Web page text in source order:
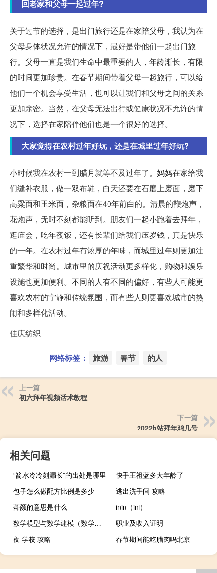
回老家和父母一起过年?
关于过节的选择，是出门旅行还是在家陪父母，我认为在
父母身体状况允许的情况下，最好是带他们一起出门旅
行。父母一直是我们生命中最重要的人，年龄渐长，有限
的时间更加珍贵。在春节期间带着父母一起旅行，可以给
他们一个机会享受生活，也可以让我们和父母之间的关系
更加亲密。当然，在父母无法出行或健康状况不允许的情
况下，选择在家陪伴他们也是一个很好的选择。
大家觉得在农村过年好玩，还是在城里过年好玩?
小时候我在农村一到腊月就等不及过年了。妈妈在家给我
们缝补衣服，做一双布鞋，白天还要在石磨上磨面，磨下
高粱面和玉米面，杂粮面在40年前白的。清晨的鞭炮声，
花炮声，无时不刻都能听到。朋友们一起小跑着去拜年，
逛庙会，吃年夜饭，还有长辈们给我们压岁钱，真是快乐
的一年。在农村过年有浓厚的年味，而城里过年则更加注
重繁华和时尚。城市里的庆祝活动更多样化，购物和娱乐
设施也更加便利。不同的人有不同的偏好，有些人可能更
喜欢农村的宁静和传统氛围，而有些人则更喜欢城市的热
闹和多样化活动。
佳庆纺织
网络标签： 旅游 春节 的人
上一篇
初六拜年视频话术教程
下一篇
2022b站拜年鸡几号
相关问题
“箭水冷冷刻漏长”的出处是哪里
快手王祖蓝多大年龄了
包子怎么做配方比例是多少
逃出洗手间 攻略
蕣颜的意思是什么
inin（ini）
数学模型与数学建模（数学模型与数学建模第三版简介）
职业及收入证明
夜 学校 攻略
春节期间能吃腊肉吗北京